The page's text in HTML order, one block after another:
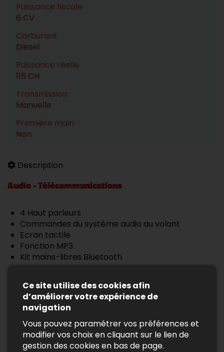
Puissance fiscale
6 CV
Carburant
Diesel
Puissance réelle
115 CH
Transmission
Manuelle
Première main
Non
Description
Audio - Télécommunications
4 Haut parleurs
Commandes du système audio au volant
Ecran tactile
Fonction MP3
Kit mains-libres Bluetooth
Prise Jack
Prise USB
Prise auxiliaire de connexion audio
Radio
Conduite
Ce site utilise des cookies afin
d’améliorer votre expérience de
navigation
Vous pouvez paramétrer vos préférences et
modifier vos choix en cliquant sur le lien de
gestion des cookies en bas de page.